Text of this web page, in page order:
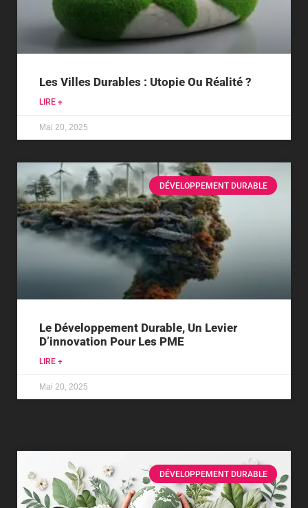
Les Villes Durables : Utopie Ou Réalité ?
LIRE +
Mai 20, 2025
DÉVELOPPEMENT DURABLE
Le Développement Durable, Un Levier
D’innovation Pour Les PME
LIRE +
Mai 20, 2025
DÉVELOPPEMENT DURABLE